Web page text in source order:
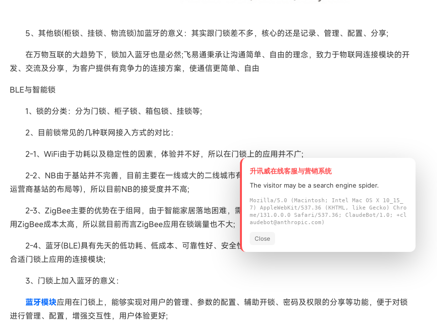
5、其他锁(柜锁、挂锁、物流锁)加蓝牙的意义：其实跟门锁差不多，核心的还是记录、管理、配置、分享;
在万物互联的大趋势下，锁加入蓝牙也是必然;飞易通秉承让沟通简单、自由的理念，致力于物联网连接模块的开
发、交流及分享，为客户提供有竞争力的连接方案，使通信更简单、自由
BLE与智能锁
1、锁的分类：分为门锁、柜子锁、箱包锁、挂锁等;
2、目前锁常见的几种联网接入方式的对比：
2-1、WiFi由于功耗以及稳定性的因素，体验并不好，所以在门锁上的应用并不广;
2-2、NB由于基站并不完善，目前主要在一线或大的二线城市有铺设，同时很容易受到政策的影响(流量卡资费、
运营商基站的布局等)，所以目前NB的接受度并不高;
2-3、ZigBee主要的优势在于组网，由于智能家居落地困难，需要组网的应用，并不是那么迫切，另外单点的使
用ZigBee成本太高，所以就目前而言ZigBee应用在锁端量也不大;
2-4、蓝牙(BLE)具有先天的低功耗、低成本、可靠性好、安全性高，可直接接入手持智能设备等特点，是目前最
合适门锁上应用的连接模块;
3、门锁上加入蓝牙的意义：
蓝牙模块应用在门锁上，能够实现对用户的管理、参数的配置、辅助开锁、密码及权限的分享等功能，便于对锁
进行管理、配置，增强交互性，用户体验更好;
升讯威在线客服与营销系统
The visitor may be a search engine spider.
Mozilla/5.0 (Macintosh; Intel Mac OS X 10_15_
7) AppleWebKit/537.36 (KHTML, like Gecko) Chro
me/131.0.0.0 Safari/537.36; ClaudeBot/1.0; +cl
audebot@anthropic.com)
Close